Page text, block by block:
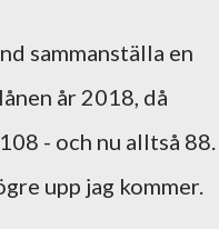
sammanställa en
år 2018, då
- och nu alltså 88.
upp jag kommer.